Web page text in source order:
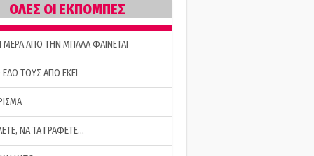
ΟΛΕΣ ΟΙ ΕΚΠΟΜΠΕΣ
ΜΕΡΑ ΑΠΟ ΤΗΝ ΜΠΑΛΑ ΦΑΙΝΕΤΑΙ
ΤΟΥΣ ΑΠΟ ΕΚΕΙ
ΝΑ ΤΑ ΓΡΑΦΕΤΕ…